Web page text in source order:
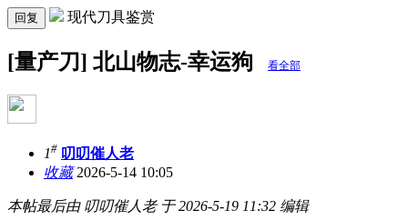
回复 现代刀具鉴赏
[量产刀] 北山物志-幸运狗 看全部
1# 叨叨催人老
收藏2026-5-14 10:05
本帖最后由 叨叨催人老 于 2026-5-19 11:32 编辑